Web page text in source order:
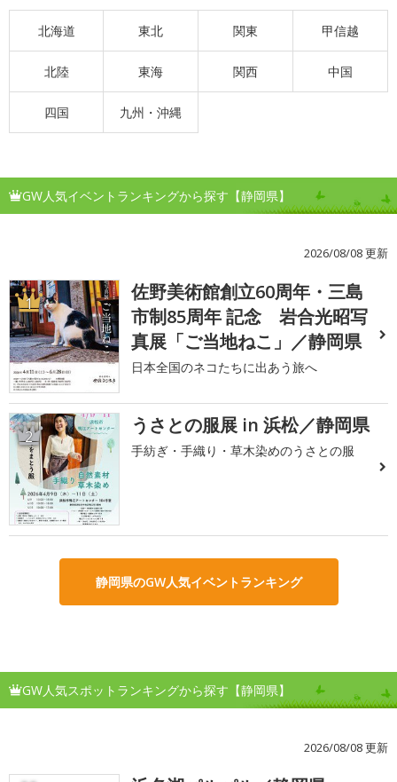
北海道 東北 関東 甲信越
北陸 東海 関西 中国
四国 九州・沖縄
GW人気イベントランキングから探す【静岡県】
2026/08/08 更新
1
佐野美術館創立60周年・三島
市制85周年 記念 岩合光昭写
真展「ご当地ねこ」／静岡県
日本全国のネコたちに出あう旅へ
2 うさとの服展 in 浜松／静岡県
手紡ぎ・手織り・草木染めのうさとの服
静岡県のGW人気イベントランキング
GW人気スポットランキングから探す【静岡県】
2026/08/08 更新